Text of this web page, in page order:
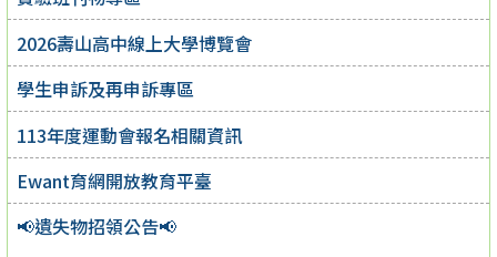
2026壽山高中線上大學博覽會
學生申訴及再申訴專區
113年度運動會報名相關資訊
Ewant育網開放教育平臺
📢遺失物招領公告📢